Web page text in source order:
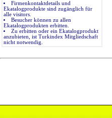
Firmenkontaktdetails und
Ekatalogprodukte sind zugänglich für
alle visitors.
Besucher können zu allen
Ekatalogprodukten erbitten.
Zu erbitten oder ein Ekatalogprodukt
anzubieten, ist Turkindex Mitgliedschaft
nicht notwendig.